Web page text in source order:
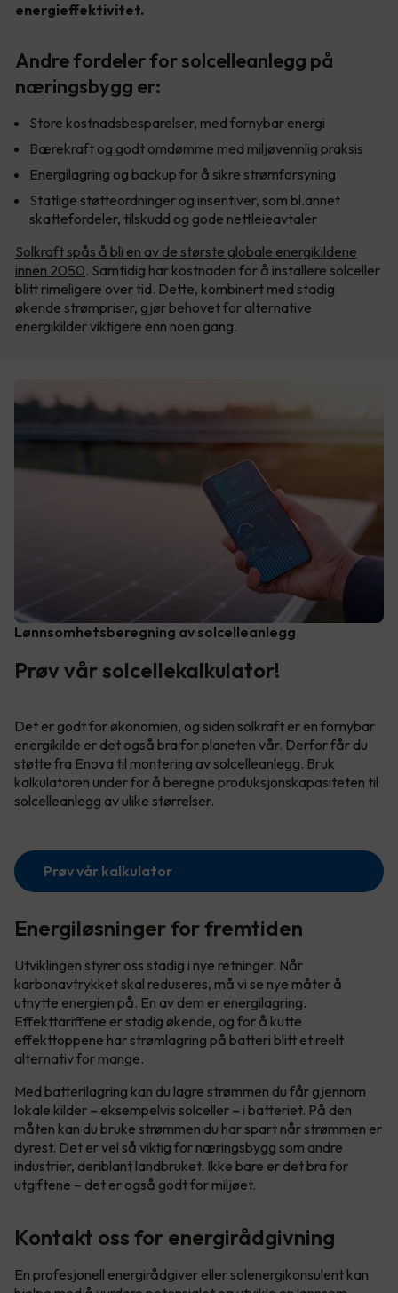
energieffektivitet.
Andre fordeler for solcelleanlegg på
næringsbygg er:
Store kostnadsbesparelser, med fornybar energi
Bærekraft og godt omdømme med miljøvennlig praksis
Energilagring og backup for å sikre strømforsyning
Statlige støtteordninger og insentiver, som bl.annet
skattefordeler, tilskudd og gode nettleieavtaler
Solkraft spås å bli en av de største globale energikildene
innen 2050. Samtidig har kostnaden for å installere solceller
blitt rimeligere over tid. Dette, kombinert med stadig
økende strømpriser, gjør behovet for alternative
energikilder viktigere enn noen gang.
Lønnsomhetsberegning av solcelleanlegg
Prøv vår solcellekalkulator!
Det er godt for økonomien, og siden solkraft er en fornybar
energikilde er det også bra for planeten vår. Derfor får du
støtte fra Enova til montering av solcelleanlegg. Bruk
kalkulatoren under for å beregne produksjonskapasiteten til
solcelleanlegg av ulike størrelser.
Prøv vår kalkulator
Energiløsninger for fremtiden
Utviklingen styrer oss stadig i nye retninger. Når
karbonavtrykket skal reduseres, må vi se nye måter å
utnytte energien på. En av dem er energilagring.
Effekttariffene er stadig økende, og for å kutte
effekttoppene har strømlagring på batteri blitt et reelt
alternativ for mange.
Med batterilagring kan du lagre strømmen du får gjennom
lokale kilder – eksempelvis solceller – i batteriet. På den
måten kan du bruke strømmen du har spart når strømmen er
dyrest. Det er vel så viktig for næringsbygg som andre
industrier, deriblant landbruket. Ikke bare er det bra for
utgiftene – det er også godt for miljøet.
Kontakt oss for energirådgivning
En profesjonell energirådgiver eller solenergikonsulent kan